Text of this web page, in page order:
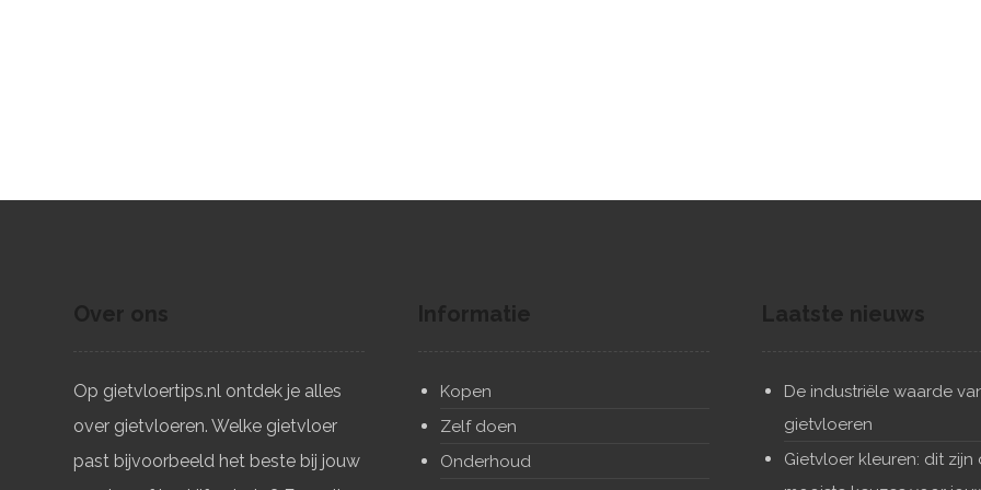
Op gietvloertips.nl ontdek je alles
over gietvloeren. Welke gietvloer
past bijvoorbeeld het beste bij jouw
Kopen
Zelf doen
Onderhoud
De industriële waarde
gietvloeren
Gietvloer kleuren: dit zijn